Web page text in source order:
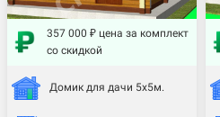
357 000 ₽ цена за комплект
со скидкой
Домик для дачи 5х5м.